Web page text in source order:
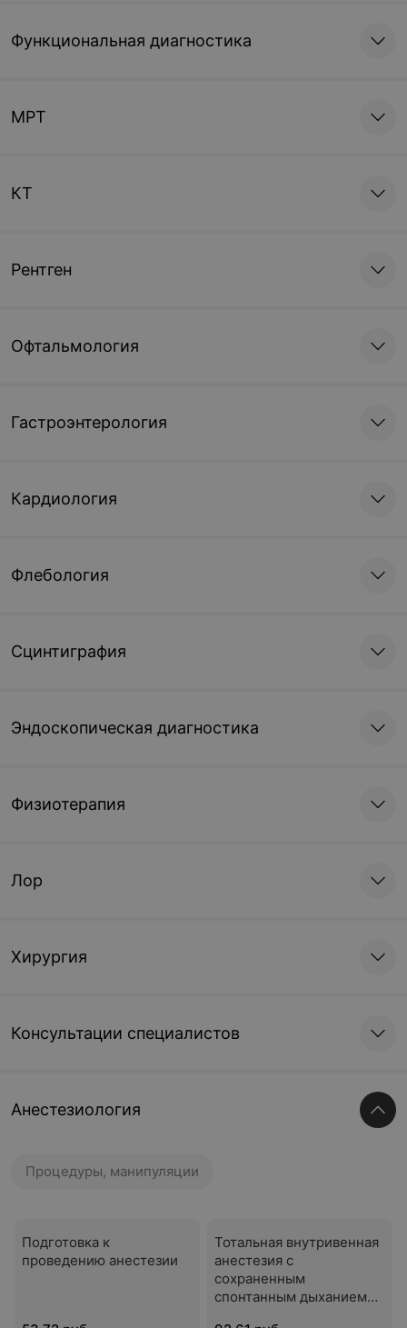
Функциональная диагностика
МРТ
КТ
Рентген
Офтальмология
Гастроэнтерология
Кардиология
Флебология
Сцинтиграфия
Эндоскопическая диагностика
Физиотерапия
Лор
Хирургия
Консультации специалистов
Анестезиология
Процедуры, манипуляции
Подготовка к
проведению анестезии
Тотальная внутривенная
анестезия с
сохраненным
спонтанным дыханием